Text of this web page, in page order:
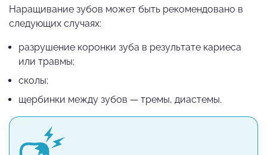
Наращивание зубов может быть рекомендовано в
следующих случаях:
разрушение коронки зуба в результате кариеса
или травмы;
сколы;
щербинки между зубов — тремы, диастемы.